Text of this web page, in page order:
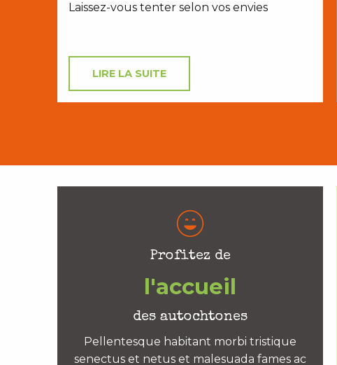
Laissez-vous tenter selon vos envies
LIRE LA SUITE
Profitez de
l'accueil
des autochtones
Pellentesque habitant morbi tristique
senectus et netus et malesuada fames ac